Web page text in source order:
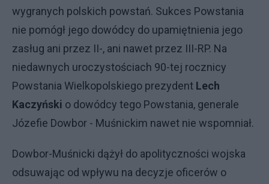
wygranych polskich powstań. Sukces Powstania
nie pomógł jego dowódcy do upamiętnienia jego
zasług ani przez II-, ani nawet przez III-RP. Na
niedawnych uroczystościach 90-tej rocznicy
Powstania Wielkopolskiego prezydent Lech
Kaczyński o dowódcy tego Powstania, generale
Józefie Dowbor - Muśnickim nawet nie wspomniał.
Dowbor-Muśnicki dążył do apolityczności wojska
odsuwając od wpływu na decyzje oficerów o